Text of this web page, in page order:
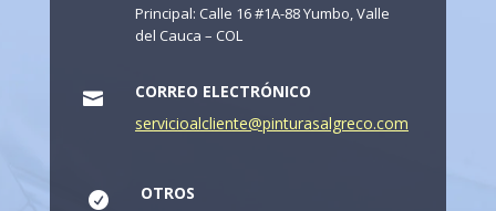
Principal: Calle 16 #1A-88 Yumbo, Valle
del Cauca – COL

CORREO ELECTRÓNICO
servicioalcliente@pinturasalgreco.com

OTROS